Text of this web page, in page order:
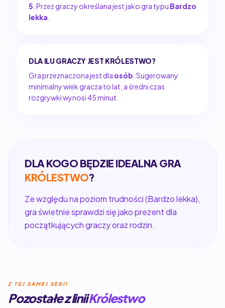
5 . Przez graczy określana jest jako gra typu Bardzo
lekka
DLA ILU GRACZY JEST KRÓLESTWO?
Gra przeznaczona jest dla osób . Sugerowany
minimalny wiek gracza to lat, a średni czas
rozgrywki wynosi 45 minut.
DLA KOGO BĘDZIE IDEALNA GRA
KRÓLESTWO?
Ze względu na poziom trudności (Bardzo lekka),
gra świetnie sprawdzi się jako prezent dla
początkujących graczy oraz rodzin.
Z TEJ SAMEJ SERII
Pozostałe z liniiKrólestwo